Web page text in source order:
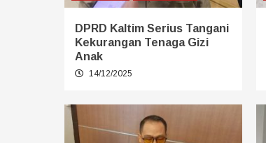
DPRD Kaltim Serius Tangani
Kekurangan Tenaga Gizi
Anak
14/12/2025